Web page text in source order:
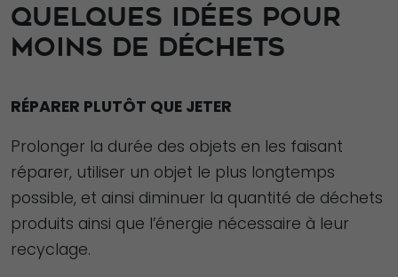
QUELQUES IDÉES POUR
MOINS DE DÉCHETS
RÉPARER PLUTÔT QUE JETER
Prolonger la durée des objets en les faisant
réparer, utiliser un objet le plus longtemps
possible, et ainsi diminuer la quantité de déchets
produits ainsi que l’énergie nécessaire à leur
recyclage.